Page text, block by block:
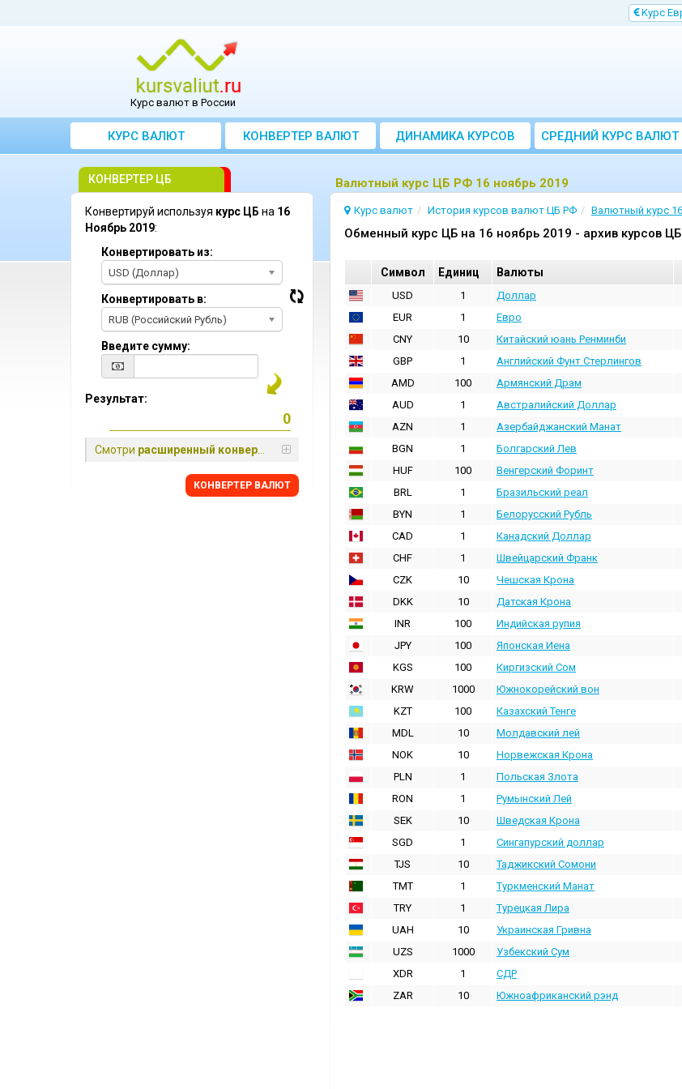
Kурс
Курс валют в России
КУРС ВАЛЮТ КОНВЕРТЕР ВАЛЮТ ДИНАМИКА КУРСОВ
CРЕДНИЙ КУРС ВАЛЮТ
ЗА МЕСЯЦ
Bалютный курс ЦБ РФ 16 ноябрь 2019
Курс валют История курсов валют ЦБ РФ Валютный курс
Oбменный курс ЦБ на 16 ноябрь 2019 - архив курсов ЦБ
Cимвол Единиц Валюты
USD 1 Доллар
EUR
1 Евро
CNY
10 Китайский юань Ренминби
GBP
1 Английский Фунт Стерлингов
AMD
100 Армянский Драм
AUD
1 Австралийский Доллар
AZN
1 Азербайджанский Манат
BGN
1 Болгарский Лев
HUF
100 Венгерский Форинт
BRL
1 Бразильский реал
BYN
1 Белорусский Рубль
CAD
1 Канадский Доллар
CHF
1 Швейцарский Франк
CZK
10 Чешская Крона
DKK
10 Датская Крона
INR
100 Индийская pупия
JPY
100 Японская Иена
KGS
100 Киргизский Сом
KRW
1000 Южнокорейский вон
KZT
100 Казахский Тенге
MDL
10 Молдавский лей
NOK
10 Норвежская Крона
PLN
1 Польская Злота
RON
1 Румынский Лей
SEK
10 Шведская Крона
SGD
1 Сингапурский доллар
TJS
10 Таджикский Сомони
TMT
1 Туркменский Манат
TRY
1 Турецкая Лира
UAH
10 Украинская Гривна
UZS
1000 Узбекский Сум
XDR
1 СДР
ZAR
10 Южноафриканский рэнд
КОНВЕРТЕР ЦБ
Конвертируй используя курс ЦБ на 16
Ноябрь 2019:
Конвертировать из:
USD (Доллар)
Конвертировать в:
RUB (Российский Рубль)
Введите сумму:
Результат:
Смотри расширенный конвертер
КОНВЕРТЕР ВАЛЮТ